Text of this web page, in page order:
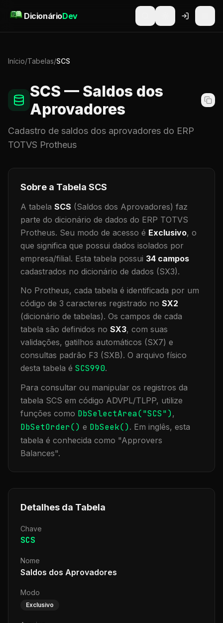
DicionárioDev
Início/Tabelas/SCS
SCS — Saldos dos
Aprovadores
Cadastro de saldos dos aprovadores do ERP
TOTVS Protheus
Sobre a Tabela SCS
A tabela SCS (Saldos dos Aprovadores) faz
parte do dicionário de dados do ERP TOTVS
Protheus. Seu modo de acesso é Exclusivo, o
que significa que possui dados isolados por
empresa/filial. Esta tabela possui 34 campos
cadastrados no dicionário de dados (SX3).
No Protheus, cada tabela é identificada por um
código de 3 caracteres registrado no SX2
(dicionário de tabelas). Os campos de cada
tabela são definidos no SX3, com suas
validações, gatilhos automáticos (SX7) e
consultas padrão F3 (SXB). O arquivo físico
desta tabela é SCS990.
Para consultar ou manipular os registros da
tabela SCS em código ADVPL/TLPP, utilize
funções como DbSelectArea("SCS"),
DbSetOrder() e DbSeek(). Em inglês, esta
tabela é conhecida como "Approvers
Balances".
Detalhes da Tabela
Chave
SCS
Nome
Saldos dos Aprovadores
Modo
Exclusivo